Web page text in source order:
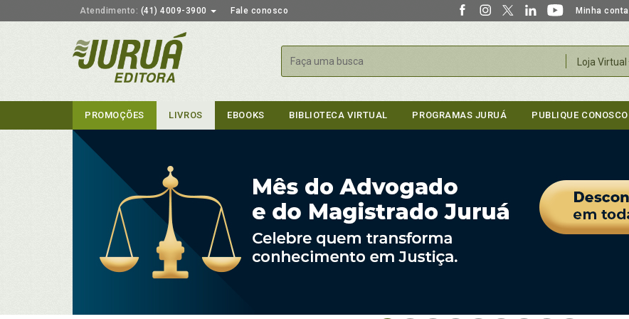
Atendimento: (41) 4009-3900 Fale conosco Minha conta
Loja Virtual
Buscar
PROMOÇÕES LIVROS EBOOKS BIBLIOTECA VIRTUAL PROGRAMAS JURUÁ PUBLIQUE CONOSCO